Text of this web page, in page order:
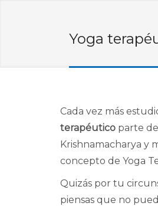
Yoga
Cada vez más
terapéutico parte
Krishnamacharya y
concepto de Yoga
Quizás por tu
piensas que no